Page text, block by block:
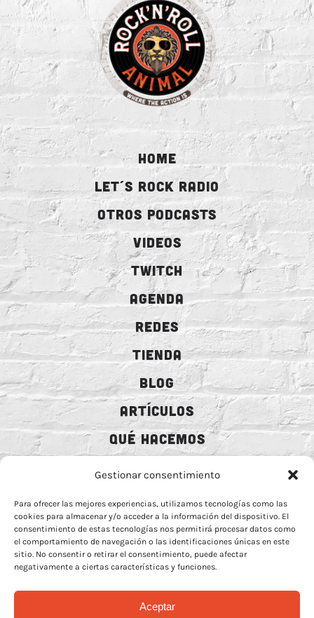
Gestionar consentimiento
Para ofrecer las mejores experiencias, utilizamos tecnologías como las
cookies para almacenar y/o acceder a la información del dispositivo. El
consentimiento de estas tecnologías nos permitirá procesar datos como
el comportamiento de navegación o las identificaciones únicas en este
sitio. No consentir o retirar el consentimiento, puede afectar
negativamente a ciertas características y funciones.
Aceptar
HOME
LET´S ROCK RADIO
OTROS PODCASTS
VIDEOS
TWITCH
AGENDA
REDES
TIENDA
BLOG
ARTÍCULOS
QUÉ HACEMOS
CONTACTO
BIO